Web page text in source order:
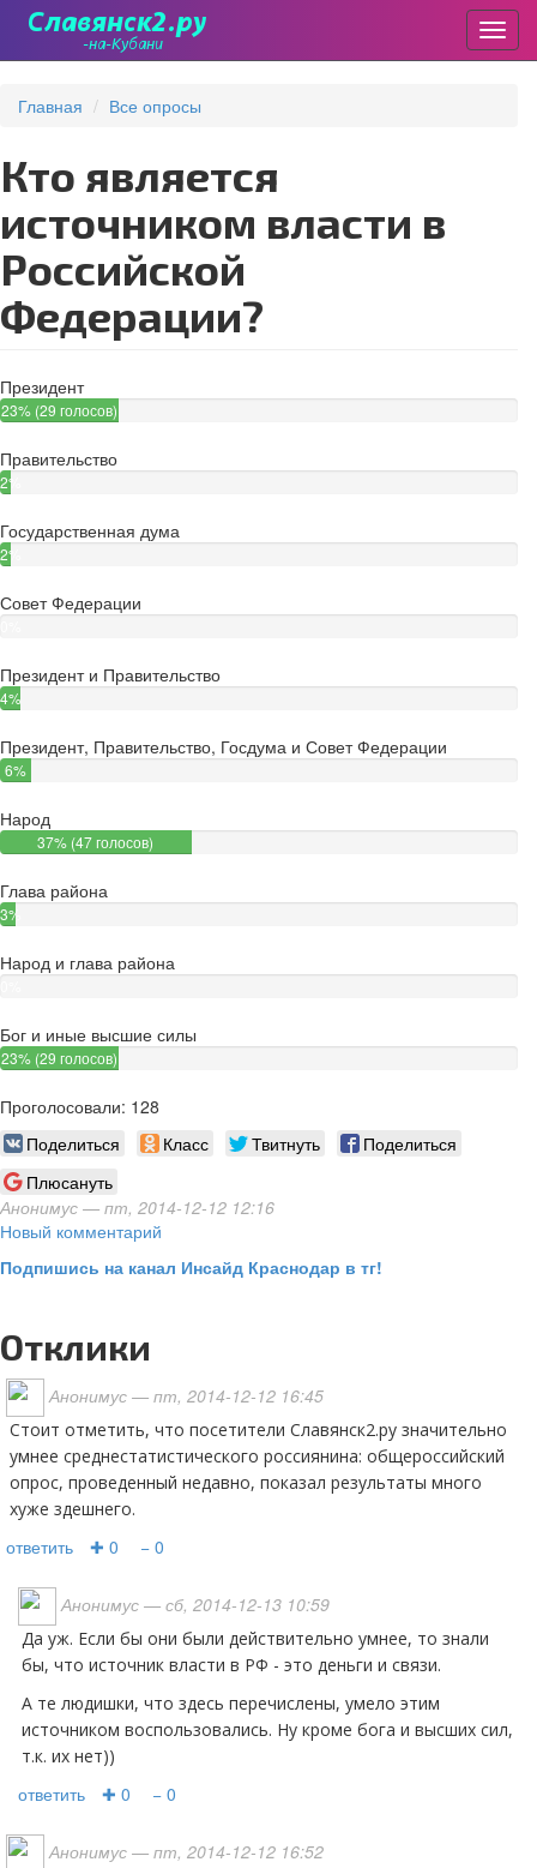
основному
Главная Все опросы
Кто является
источником власти в
Российской
Федерации?
Президент
23% (29 голосов)
Правительство
2%
голоса)
Государственная дума
2%
голоса)
Совет Федерации
голосов)
Президент и Правительство
4%
голосов)
Президент, Правительство, Госдума и Совет Федерации
6%
голосов)
Народ
37% (47 голосов)
Глава района
3%
голоса)
Народ и глава района
голосов)
Бог и иные высшие силы
23% (29 голосов)
Проголосовали: 128
Поделиться
Класс Твитнуть
Поделиться
Плюсануть
Анонимус — пт, 2014-12-12 12:16
Новый комментарий
Подпишись на канал Инсайд Краснодар в тг!
Отклики
Анонимус — пт, 2014-12-12 16:45
Стоит отметить, что посетители Славянск2.ру значительно
умнее среднестатистического россиянина: общероссийский
опрос, проведенный недавно, показал результаты много
хуже здешнего.
ответить ✚ 0 − 0
Анонимус — сб, 2014-12-13 10:59
Да уж. Если бы они были действительно умнее, то знали
бы, что источник власти в РФ - это деньги и связи.
А те людишки, что здесь перечислены, умело этим
источником воспользовались. Ну кроме бога и высших сил,
т.к. их нет))
ответить ✚ 0 − 0
Анонимус — пт, 2014-12-12 16:52